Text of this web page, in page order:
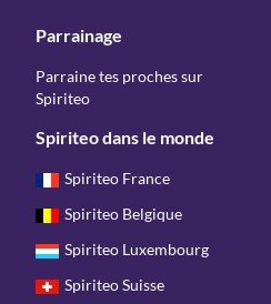
Parrainage
Parraine tes proches sur
Spiriteo
Spiriteo dans le monde
Spiriteo France
Spiriteo Belgique
Spiriteo Luxembourg
Spiriteo Suisse